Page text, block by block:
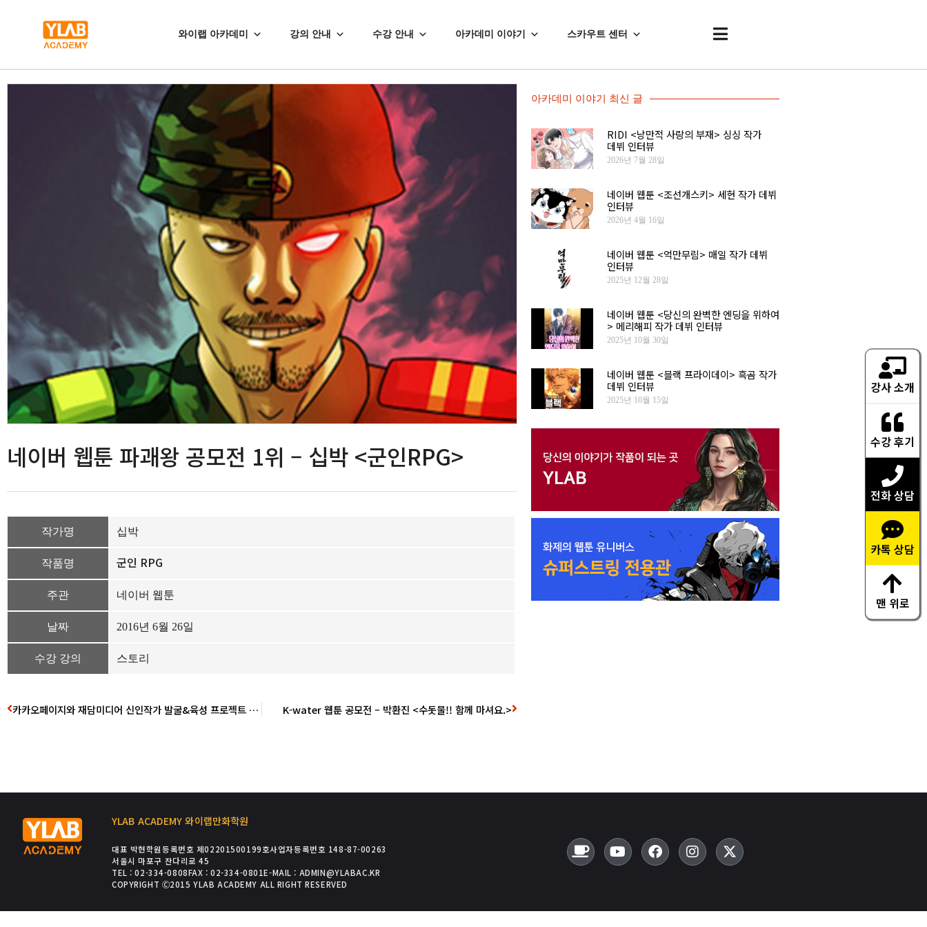
와이랩 아카데미 강의 안내 수강 안내 아카데미 이야기 스카우트 센터
네이버 웹툰 파괘왕 공모전 1위 – 십박 <군인RPG>
작가명 십박
작품명 군인 RPG
주관 네이버 웹툰
날짜 2016년 6월 26일
수강 강의 스토리
카카오페이지와 재담미디어 신인작가 발굴&육성 프로젝트 – 김지원 K-water 웹툰 공모전 – 박환진 <수돗물!! 함께 마셔요.>
아카데미 이야기 최신 글
RIDI <낭만적 사랑의 부재> 싱싱 작가
데뷔 인터뷰
2026년 7월 28일
네이버 웹툰 <조선개스키> 세현 작가 데뷔
인터뷰
2026년 4월 16일
네이버 웹툰 <억만무림> 매일 작가 데뷔
인터뷰
2025년 12월 28일
네이버 웹툰 <당신의 완벽한 엔딩을 위하여
> 메리해피 작가 데뷔 인터뷰
2025년 10월 30일
네이버 웹툰 <블랙 프라이데이> 흑곰 작가
데뷔 인터뷰
2025년 10월 15일
YLAB ACADEMY 와이랩만화학원
대표 박현학원등록번호 제02201500199호사업자등록번호 148-87-00263
서울시 마포구 잔다리로 45
TEL : 02-334-0808FAX : 02-334-0801E-MAIL : ADMIN@YLABAC.KR
COPYRIGHT Ⓒ2015 YLAB ACADEMY ALL RIGHT RESERVED
강사 소개
수강 후기
전화 상담
카톡 상담
맨 위로